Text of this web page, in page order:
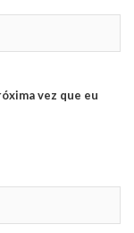
vez que eu